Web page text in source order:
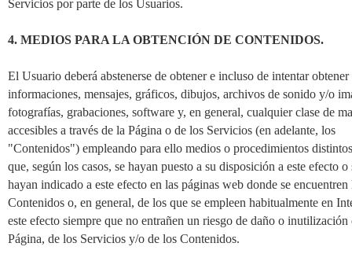
Servicios por parte de los Usuarios.
4. MEDIOS PARA LA OBTENCIÓN DE CONTENIDOS.
El Usuario deberá abstenerse de obtener e incluso de intentar obtener
informaciones, mensajes, gráficos, dibujos, archivos de sonido y/o
fotografías, grabaciones, software y, en general, cualquier clase de
accesibles a través de la Página o de los Servicios (en adelante, los
"Contenidos") empleando para ello medios o procedimientos
que, según los casos, se hayan puesto a su disposición a este efecto o
hayan indicado a este efecto en las páginas web donde se encuentren
Contenidos o, en general, de los que se empleen habitualmente en
este efecto siempre que no entrañen un riesgo de daño o inutilización
Página, de los Servicios y/o de los Contenidos.